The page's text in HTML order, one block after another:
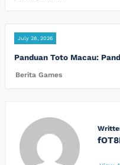
July 28, 2026
Panduan Toto Macau:
Berita Games